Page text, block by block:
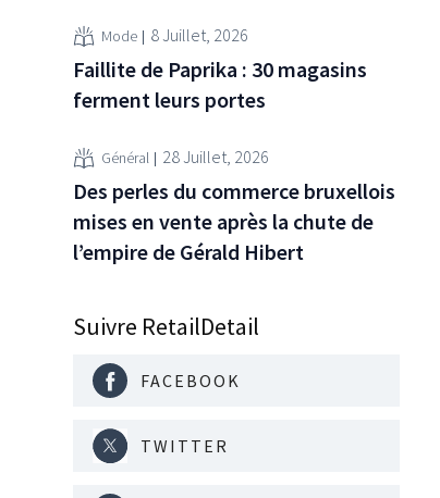
Mode 8 Juillet, 2026
Faillite de Paprika : 30 magasins
ferment leurs portes
Général 28 Juillet, 2026
Des perles du commerce bruxellois
mises en vente après la chute de
l’empire de Gérald Hibert
Suivre RetailDetail
FACEBOOK
TWITTER